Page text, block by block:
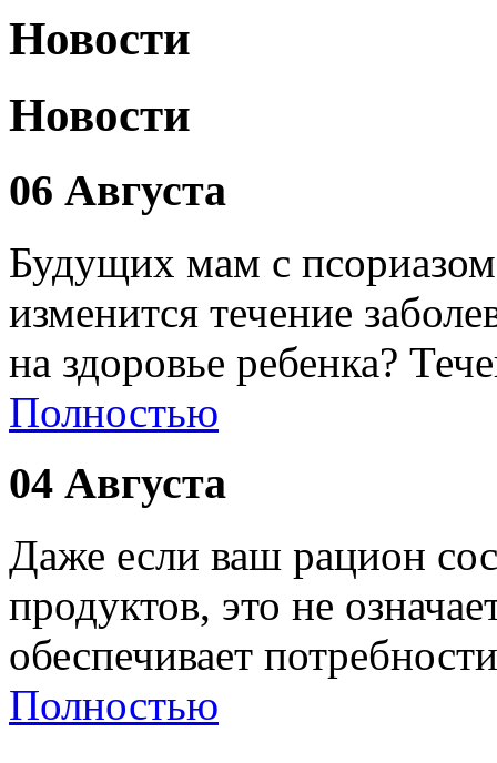
Новости
Новости
06 Августа
Будущих мам с
изменится течение
на здоровье ребенка?
Полностью
04 Августа
Даже если ваш рацион
продуктов, это не
обеспечивает
Полностью